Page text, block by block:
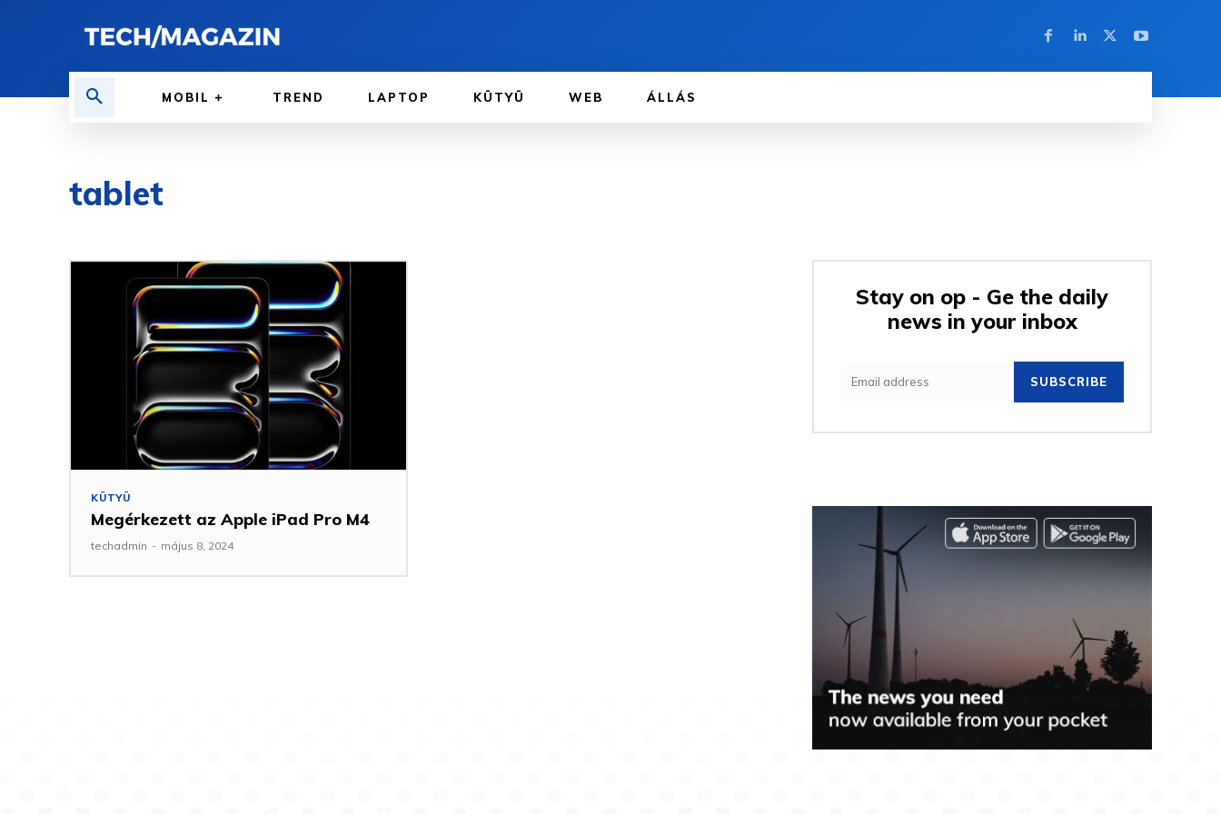
MOBIL TREND LAPTOP KÜTYÜ WEB ÁLLÁS
tablet
KÜTYÜ
Megérkezett az Apple iPad Pro M4
techadmin - május 8, 2024
Stay on op - Ge the daily
news in your inbox
SUBSCRIBE